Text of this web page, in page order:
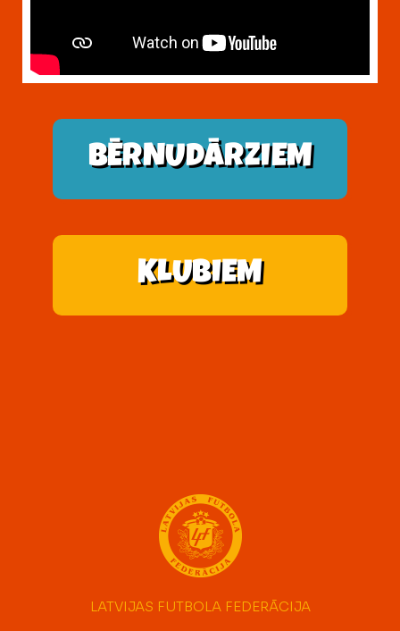
BĒRNUDĀRZIEM
KLUBIEM
LATVIJAS FUTBOLA FEDERĀCIJA